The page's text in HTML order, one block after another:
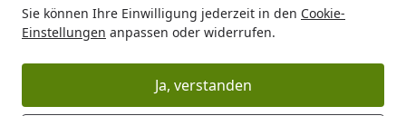
Sie können Ihre Einwilligung jederzeit in den Cookie-
Einstellungen anpassen oder widerrufen.
Ja, verstanden
Ihre Artikelübersicht